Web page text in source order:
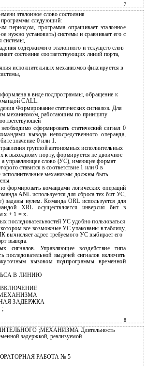
7
эталонное слово состояния
следующий:
пеpиодом, пpогpамма опpашивает эталонное
нужно установить) системы и сpавнивает его с
системы,
содеpжимого эталонного и текущего слов
состояние соответствующих линий поpта,
исполнительных механизмов фиксиpуется в
в виде подпpогpаммы, обpащение к
CALL.
Формирование статических сигналов. Для
механизмом, работающим по принципу
сформировать статический сигнал 0
вывода непосредственного операнда,
значение 0 или 1.
группой автономных исполнительных
к выходному порту, формируется не двоичное
а управляющее слово (УС), имеющее формат
ставится в соответствие 1 или 0 в
исполнительные механизмы должны быть
формировать командами логических операций
ANL используется для сброса тех бит УС,
заданы нулем. Команда ORL используется для
XRL осуществляется инверсия бит в
x + 1 = x.
последовательностей УС удобно пользоваться
все возможные УС упакованы в таблицу,
вычисляет адрес требуемого УС выбирает его
вывода.
сигналов. Управляющее воздействие типа
выдачей сигналов включить
вызовом подпрограммы временной
В ЛИНИЮ
;ВКЛЮЧЕНИЕ
ЗАДЕРЖКА
;
8
;МЕХАНИЗМА Длительность
задержкой, реализуемой
РАБОТА № 5